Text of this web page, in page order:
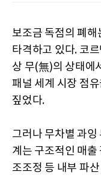
보조금 독점의 폐
타격하고 있다. 코
상 무(無)의 상태에
패널 세계 시장 점
짚었다.
그러나 무차별 과잉
계는 구조적인 매
조조정 등 내부 파